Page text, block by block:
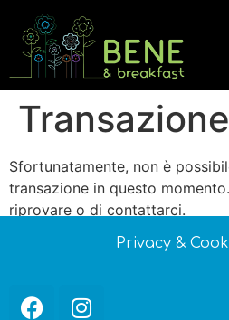
Sfortunatamente, non è
transazione in questo
riprovare o di contattarci.
Privacy &